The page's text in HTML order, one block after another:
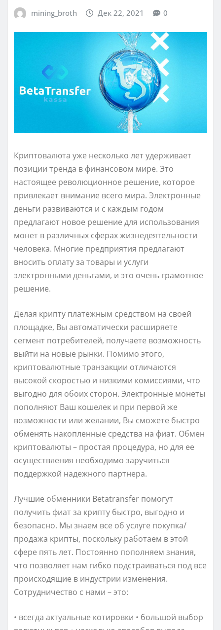
mining_broth Дек 22, 2021 0
Криптовалюта уже несколько лет удерживает
позиции тренда в финансовом мире. Это
настоящее революционное решение, которое
привлекает внимание всего мира. Электронные
деньги развиваются и с каждым годом
предлагают новое решение для использования
монет в различных сферах жизнедеятельности
человека. Многие предприятия предлагают
вносить оплату за товары и услуги
электронными деньгами, и это очень грамотное
решение.
Делая крипту платежным средством на своей
площадке, Вы автоматически расширяете
сегмент потребителей, получаете возможность
выйти на новые рынки. Помимо этого,
криптовалютные транзакции отличаются
высокой скоростью и низкими комиссиями, что
выгодно для обоих сторон. Электронные монеты
пополняют Ваш кошелек и при первой же
возможности или желании, Вы сможете быстро
обменять накопленные средства на фиат. Обмен
криптовалюты – простая процедура, но для ее
осуществления необходимо заручиться
поддержкой надежного партнера.
Лучшие обменники Betatransfer помогут
получить фиат за крипту быстро, выгодно и
безопасно. Мы знаем все об услуге покупка/
продажа крипты, поскольку работаем в этой
сфере пять лет. Постоянно пополняем знания,
что позволяет нам гибко подстраиваться под все
происходящие в индустрии изменения.
Сотрудничество с нами – это:
• всегда актуальные котировки • большой выбор